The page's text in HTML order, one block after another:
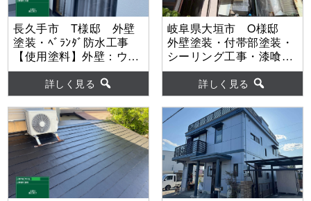
長久手市 T様邸 外壁
塗装・ﾍﾞﾗﾝﾀﾞ防水工事
【使用塗料】外壁：ウル
トラSi
詳しく見る
岐阜県大垣市 O様邸
外壁塗装・付帯部塗装・
シーリング工事・漆喰工
事 【使用塗料】外壁：
ウルトラSi詳しく見る